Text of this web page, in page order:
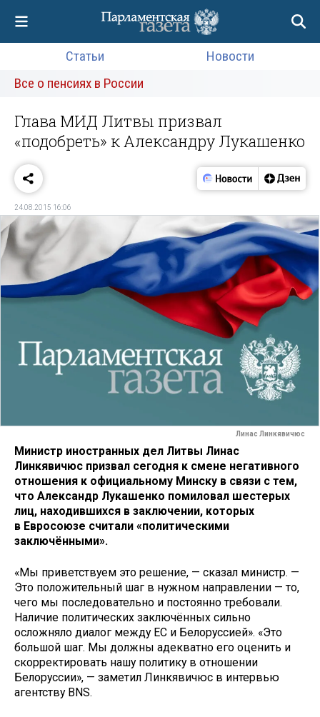
Статьи
Новости
Все о пенсиях в России
Глава МИД Литвы призвал
«подобреть» к Александру Лукашенко
24.08.2015 16:06
Линас Линкявичюс
Министр иностранных дел Литвы Линас
Линкявичюс призвал сегодня к смене негативного
отношения к официальному Минску в связи с тем,
что Александр Лукашенко помиловал шестерых
лиц, находившихся в заключении, которых
в Евросоюзе считали «политическими
заключёнными».
«Мы приветствуем это решение, — сказал министр. —
Это положительный шаг в нужном направлении — то,
чего мы последовательно и постоянно требовали.
Наличие политических заключённых сильно
осложняло диалог между ЕС и Белоруссией». «Это
большой шаг. Мы должны адекватно его оценить и
скорректировать нашу политику в отношении
Белоруссии», — заметил Линкявичюс в интервью
агентству BNS.